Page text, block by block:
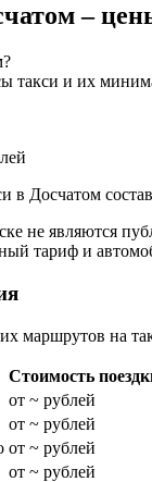
–
такси и их
в Досчатом
не являются
тариф и
маршрутов на
Стоимость
от ~ рублей
от ~ рублей
от ~ рублей
от ~ рублей